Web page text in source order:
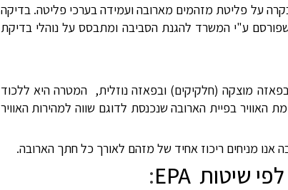
על פליטת מזהמים מארובה ועמידה בערכי פליטה. בדיקה
ע"י המשרד להגנת הסביבה ומתבסס על נוהלי בדיקת
מוצקה (חלקיקים) ובפאזה נוזלית, המטרה היא ללכוד
האוויר בפיית הארובה שנכנסת לדוגם שווה למהירות האוויר
אנו מניחים ריכוז אחיד של מזהם לאורך כל חתך הארובה.
שיטות EPA
: